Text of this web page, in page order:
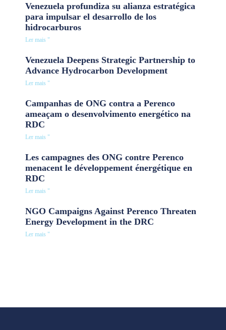
Venezuela profundiza su alianza estratégica
para impulsar el desarrollo de los
hidrocarburos
Ler mais "
Venezuela Deepens Strategic Partnership to
Advance Hydrocarbon Development
Ler mais "
Campanhas de ONG contra a Perenco
ameaçam o desenvolvimento energético na
RDC
Ler mais "
Les campagnes des ONG contre Perenco
menacent le développement énergétique en
RDC
Ler mais "
NGO Campaigns Against Perenco Threaten
Energy Development in the DRC
Ler mais "